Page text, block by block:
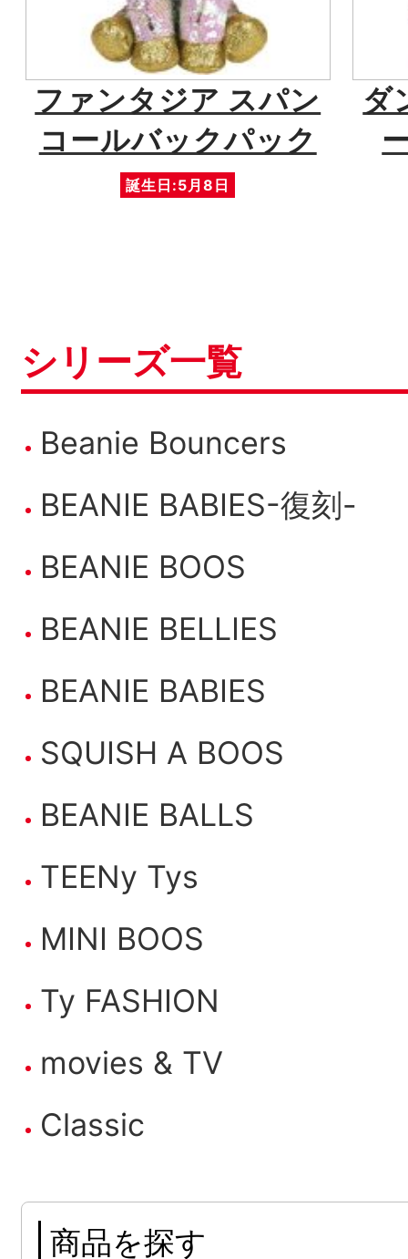
ファンタジア スパン
コールバックパック
誕生日:5月8日
ダ
シリーズ一覧
Beanie Bouncers
BEANIE BABIES-復刻-
BEANIE BOOS
BEANIE BELLIES
BEANIE BABIES
SQUISH A BOOS
BEANIE BALLS
TEENy Tys
MINI BOOS
Ty FASHION
movies & TV
Classic
商品を探す